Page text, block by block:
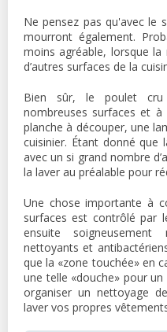
Ne pensez pas qu'avec le
mourront également.
moins agréable, lorsque la
d’autres surfaces de la
Bien sûr, le poulet
nombreuses surfaces et
planche à découper, une
cuisinier. Étant donné
avec un si grand nombre
la laver au préalable pour
Une chose importante à
surfaces est contrôlé par
ensuite soigneusement
nettoyants et
que la «zone touchée» en
une telle «douche» pour
organiser un nettoyage
laver vos propres